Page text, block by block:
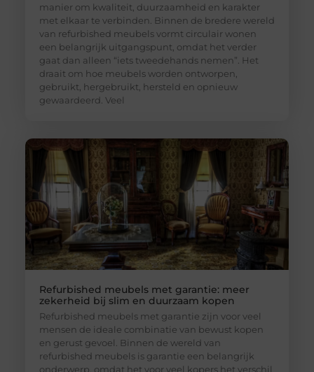
manier om kwaliteit, duurzaamheid en karakter
met elkaar te verbinden. Binnen de bredere wereld
van refurbished meubels vormt circulair wonen
een belangrijk uitgangspunt, omdat het verder
gaat dan alleen “iets tweedehands nemen”. Het
draait om hoe meubels worden ontworpen,
gebruikt, hergebruikt, hersteld en opnieuw
gewaardeerd. Veel
Refurbished meubels met garantie: meer
zekerheid bij slim en duurzaam kopen
Refurbished meubels met garantie zijn voor veel
mensen de ideale combinatie van bewust kopen
en gerust gevoel. Binnen de wereld van
refurbished meubels is garantie een belangrijk
onderwerp, omdat het voor veel kopers het verschil